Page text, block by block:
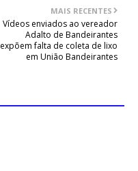
MAIS RECENTES
Vídeos enviados ao vereador
Adalto de Bandeirantes
expõem falta de coleta de lixo
em União Bandeirantes